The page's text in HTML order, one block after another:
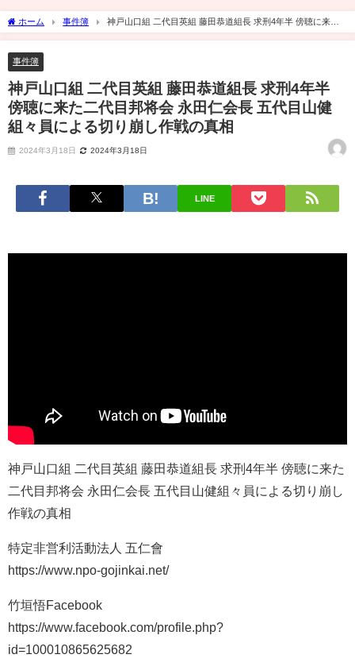
ホーム 事件簿
神戸山口組 二代目英組 藤田恭道組長 求刑4年半 傍聴に来た
二代目邦将会 永田仁会長 五代目山健組々員による切り崩し作戦の真相
事件簿
神戸山口組 二代目英組 藤田恭道組長 求刑4年半
傍聴に来た二代目邦将会 永田仁会長 五代目山健
組々員による切り崩し作戦の真相
2024年3月18日 2024年3月18日
LINE
神戸山口組 二代目英組 藤田恭道組長 求刑4年半 傍聴に来た
二代目邦将会 永田仁会長 五代目山健組々員による切り崩し
作戦の真相
特定非営利活動法人 五仁會
https://www.npo-gojinkai.net/
竹垣悟Facebook
https://www.facebook.com/profile.php?
id=100010865625682